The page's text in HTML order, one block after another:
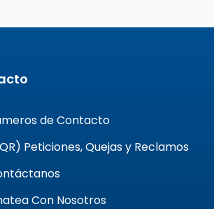
de Contacto
Peticiones, Quejas y Reclamos
Con Nosotros